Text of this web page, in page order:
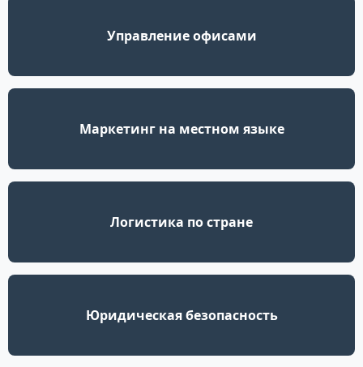
Управление офисами
Маркетинг на местном языке
Логистика по стране
Юридическая безопасность